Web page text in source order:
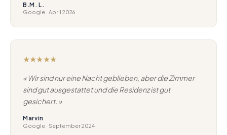
B.M. L.
Google · April 2026
★★★★★
« Wir sind nur eine Nacht geblieben, aber die Zimmer
sind gut ausgestattet und die Residenz ist gut
gesichert. »
Marvin
Google · September 2024